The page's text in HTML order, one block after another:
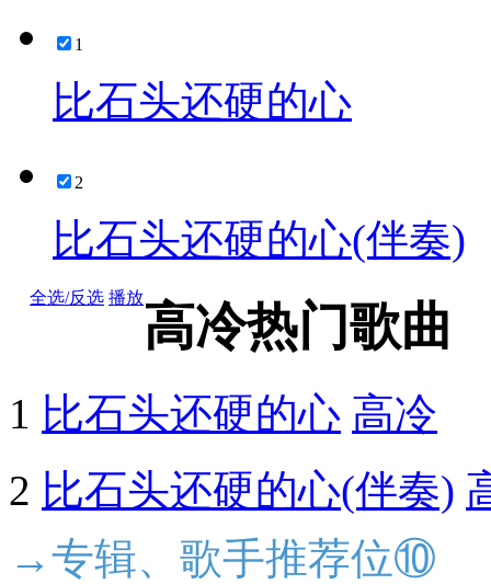
1
比石头还硬的心
2
比石头还硬的心(伴奏)
全选/反选 播放
高冷热门歌曲
1 比石头还硬的心 高冷
2 比石头还硬的心(伴奏)
→专辑、歌手推荐位⑩